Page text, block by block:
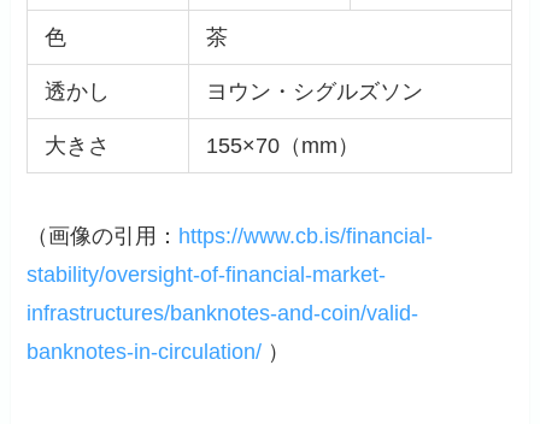
色 茶
透かし ヨウン・シグルズソン
大きさ 155×70（mm）
（画像の引用： https://www.cb.is/financial-
stability/oversight-of-financial-market-
infrastructures/banknotes-and-coin/valid-
banknotes-in-circulation/ ）